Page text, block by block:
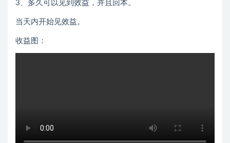
3、多久可以见到效益，并且回本。
当天内开始见效益。
收益图：